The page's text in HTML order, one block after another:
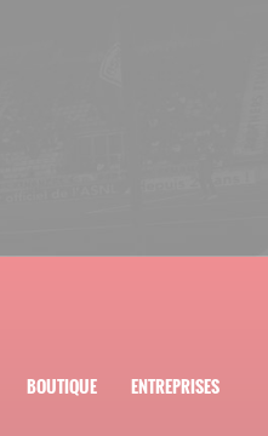
BOUTIQUE ENTREPRISES